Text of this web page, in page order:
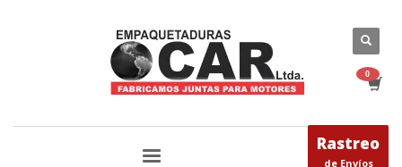
Rastreo
de Envíos